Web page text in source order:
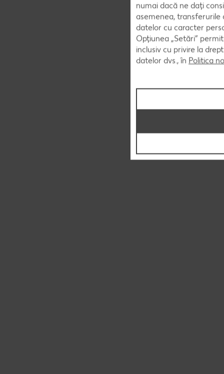
numai dacă ne dați
asemenea,
datelor cu caracter
Opțiunea „Setări”
inclusiv cu privire la
datelor dvs., în Politica